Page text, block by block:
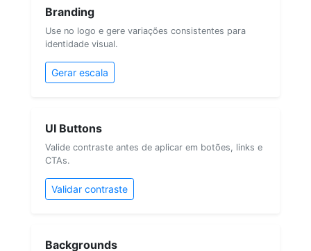
Branding
Use no logo e gere variações consistentes para
identidade visual.
Gerar escala
UI Buttons
Valide contraste antes de aplicar em botões, links e
CTAs.
Validar contraste
Backgrounds